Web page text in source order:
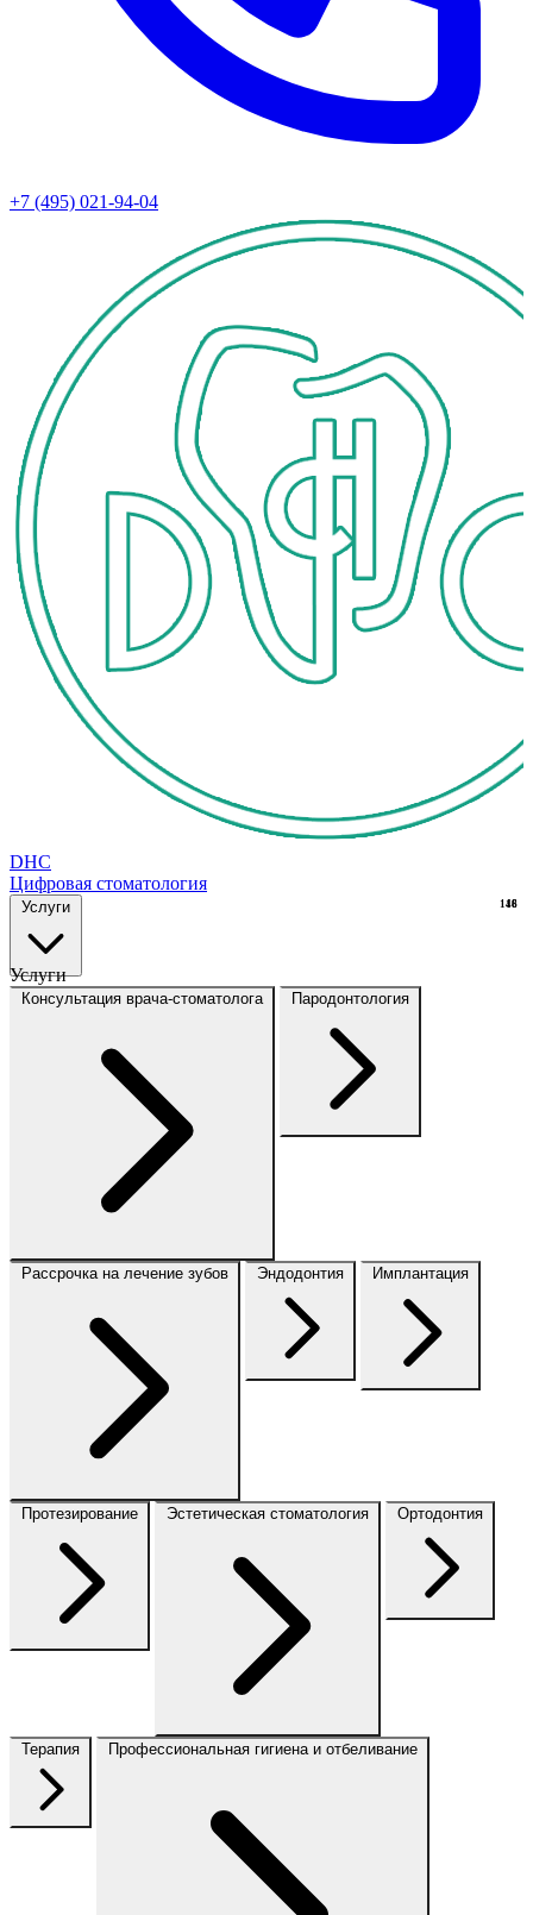
+7 (495) 021-94-04
DHC
Цифровая стоматология
Услуги
Услуги
Консультация врача-стоматолога Пародонтология
Рассрочка на лечение зубов Эндодонтия Имплантация
Протезирование Эстетическая стоматология Ортодонтия
Терапия Профессиональная гигиена и отбеливание
16
148